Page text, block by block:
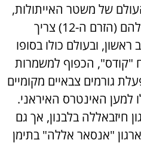
של משטר האייתולות,
האסלאם השיעי בגרסה שלהם (הזרם ה-12) צריך
ובעולם כולו בסופו
"קודס", הכפוף למשמרות
גורמים צבאיים מקומיים
למען האינטרס האיראני.
חיזבאללה בלבנון, אך גם
"אנסאר אללה" בתימן